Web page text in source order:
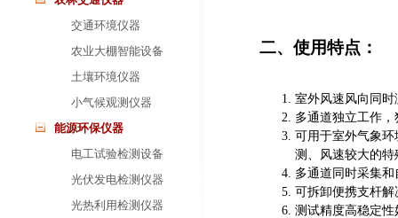
交通环境仪器
农业大棚智能设备
土壤环境仪器
小气候观测仪器
能源环保仪器
电工试验检测设备
光伏发电检测仪器
光热利用检测仪器
二、使用特点：
室外风速风向同时
多通道独立工作
可用于室外气象
测、风速较大的特
多通道同时采集
可拆卸便携支杆
测试精度高稳定性